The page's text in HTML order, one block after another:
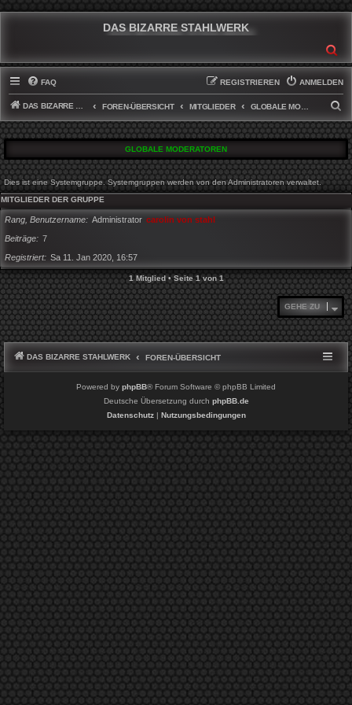
DAS BIZARRE STAHLWERK
FAQ ANMELDEN
REGISTRIEREN
DAS BIZARRE STAHLWERK FOREN-ÜBERSICHT MITGLIEDER GLOBALE MODERATOREN
U
C
H
E
GLOBALE MODERATOREN
Dies ist eine Systemgruppe. Systemgruppen werden von den Administratoren verwaltet.
MITGLIEDER DER GRUPPE
Rang, Benutzername Administrator carolin von stahl
Beiträge
7
Registriert
Sa 11. Jan 2020, 16:57
1 Mitglied • Seite1von1
GEHE ZU
DAS BIZARRE STAHLWERK FOREN-ÜBERSICHT
Powered by phpBB® Forum Software © phpBB Limited
Deutsche Übersetzung durch phpBB.de
Datenschutz| Nutzungsbedingungen